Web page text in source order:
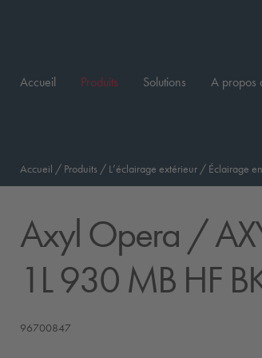
Accueil Produits Solutions A propos
Accueil / Produits / L’éclairage extérieur / Éclairage
Axyl Opera /
1L 930 MB HF
96700847